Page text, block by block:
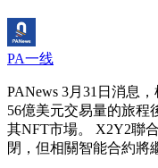
PA一线
PANews 3月31日消息
56億美元交易量的旅程
其NFT市場。 X2Y2聯
閉，但相關智能合約將